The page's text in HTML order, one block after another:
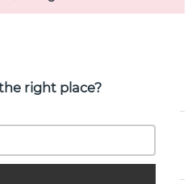
(0.50 ct) i 18k Hvidguld fra
right place?